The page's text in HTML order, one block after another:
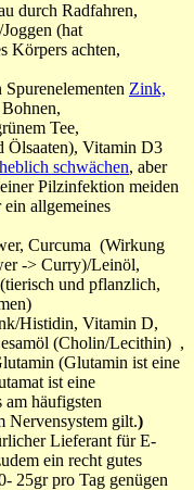
durch Radfahren,
(hat
Körpers achten,
Zink,
Tee,
Ölsaaten), Vitamin D3
schwächen, aber
Pilzinfektion meiden
allgemeines
Curcuma (Wirkung
-> Curry)/Leinöl,
und pflanzlich,
Histidin, Vitamin D,
(Cholin/Lecithin) ,
(Glutamin ist eine
ist eine
am häufigsten
Nervensystem gilt.)
Lieferant für E-
ein recht gutes
25gr pro Tag genügen